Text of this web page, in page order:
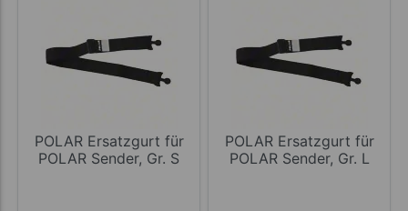
POLAR Ersatzgurt für
POLAR Sender, Gr. S
POLAR Ersatzgurt für
POLAR Sender, Gr. L